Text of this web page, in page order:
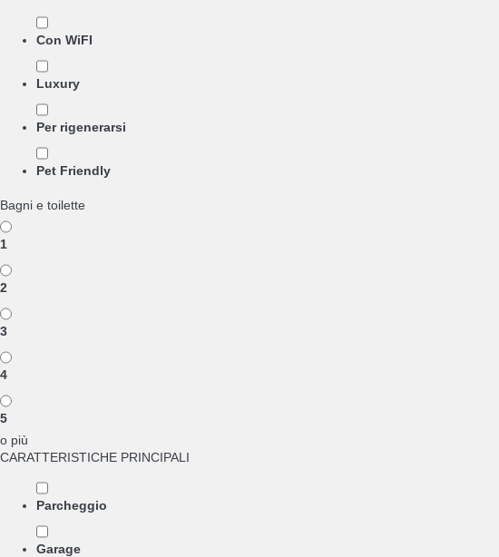
Con WiFI
Luxury
Per rigenerarsi
Pet Friendly
Bagni e toilette
1
2
3
4
5
o più
CARATTERISTICHE PRINCIPALI
Parcheggio
Garage